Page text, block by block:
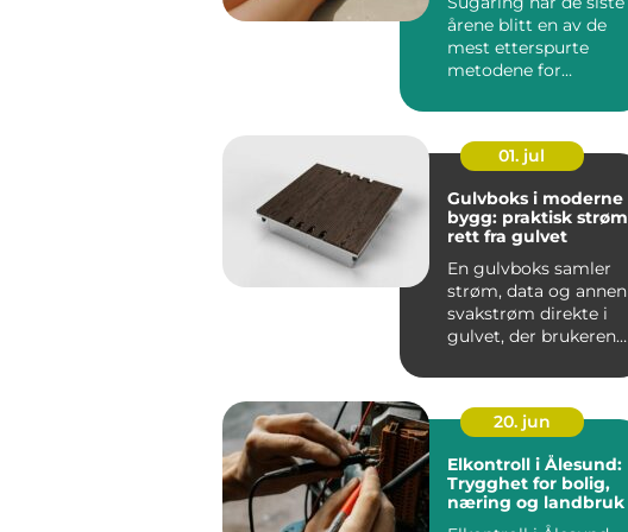
årene blitt en av de
mest etterspurte
metodene for
01. jul
Gulvboks i moderne
bygg: praktisk strøm
rett fra gulvet
En gulvboks samler
strøm, data og annen
svakstrøm direkte i
gulvet, der brukeren
20. jun
Elkontroll i Ålesund:
Trygghet for bolig,
næring og landbruk